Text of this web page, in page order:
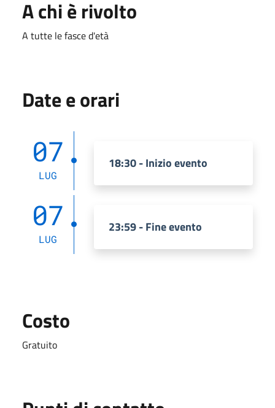
A chi è rivolto
A tutte le fasce d'età
Date e orari
07
LUG
18:30 - Inizio evento
07
LUG
23:59 - Fine evento
Costo
Gratuito